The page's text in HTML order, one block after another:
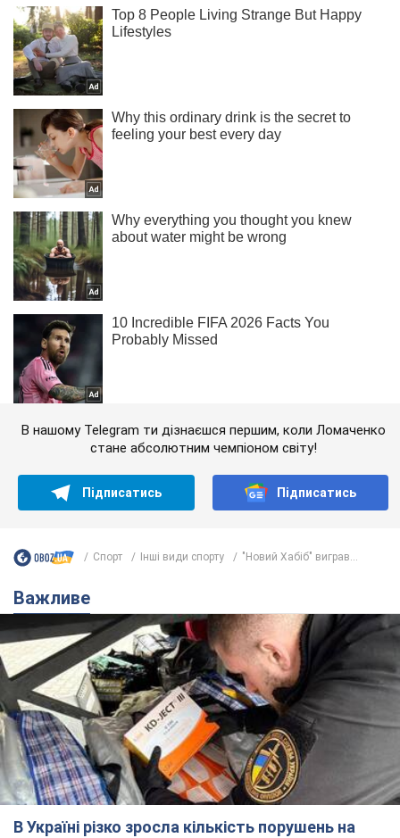
В нашому Telegram ти дізнаєшся першим, коли Ломаченко
стане абсолютним чемпіоном світу!
Підписатись Підписатись
Спорт Інші види спорту "Новий Хабіб" виграв...
Важливе
В Україні різко зросла кількість порушень на